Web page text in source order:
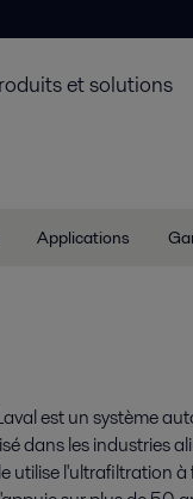
et solutions
Applications
est un système
dans les industries
utilise l'ultrafiltration à